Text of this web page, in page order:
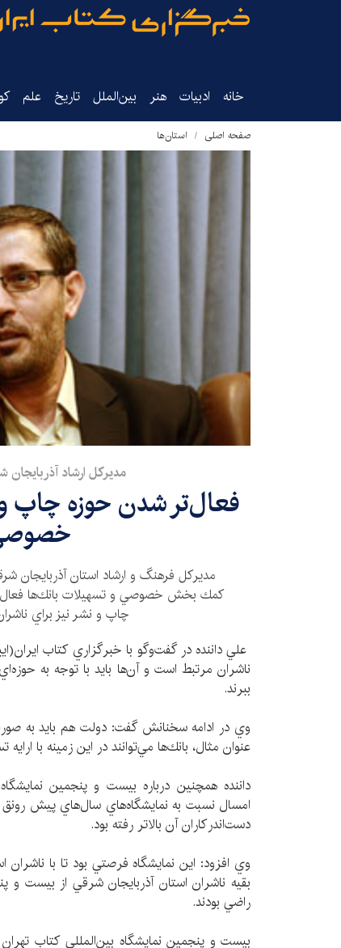
خانه ادبیات هنر بین‌الملل تاریخ‌ علم
صفحه اصلی استان‌ها
مديركل ارشاد آذربايجان
فعال‌تر شدن حوزه
مديركل فرهنگ و ارشاد استان آذربايجان
كمك بخش خصوصي و تسهيلات بانك‌ها
چاپ و نشر نيز براي
علي داننده در گفت‌وگو با خبرگزاري كتاب
ناشران مرتبط است و آن‌ها بايد با توجه به
ببرند.
وي در ادامه سخنانش گفت: دولت هم بايد به
عنوان مثال، بانك‌ها مي‌توانند در اين زمينه با
داننده همچنين درباره بيست و پنجمين
امسال نسبت به نمايشگاه‌هاي سال‌هاي پيش
دست‌اندركاران آن بالاتر رفته بود.
وي افزود: اين نمايشگاه فرصتي بود تا با ناشران
بقيه ناشران استان آذربايجان شرقي از بيست و
راضي بودند.